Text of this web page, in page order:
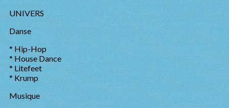
UNIVERS
Danse
* Hip-Hop
* House Dance
* Litefeet
* Krump
Musique